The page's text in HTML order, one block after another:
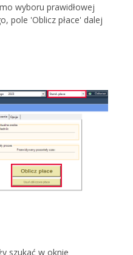
wyboru prawidłowej
pole 'Oblicz płace' dalej
szukać w oknie